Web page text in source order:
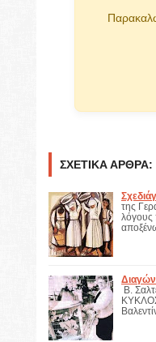
ΣΧΕΤΙΚΆ ΆΡΘΡΑ:
της
λόγους
Β.